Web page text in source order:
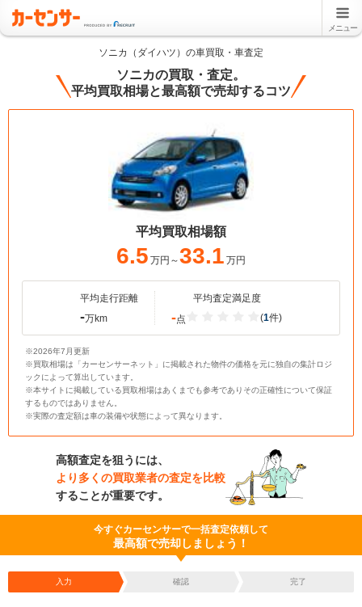
メニュー
ソニカ（ダイハツ）の車買取・車査定
ソニカの買取・査定。
平均買取相場と最高額で売却するコツ
平均買取相場額
6.5 万円～33.1 万円
平均走行距離
-万km
平均査定満足度
-点 (1件)
※2026年7月更新
※買取相場は「カーセンサーネット」に掲載された物件の価格を元に独自の集計ロジ
ックによって算出しています。
※本サイトに掲載している買取相場はあくまでも参考でありその正確性について保証
するものではありません。
※実際の査定額は車の装備や状態によって異なります。
高額査定を狙うには、
より多くの買取業者の査定を比較
することが重要です。
今すぐカーセンサーで一括査定依頼して
最高額で売却しましょう！
入力 確認 完了